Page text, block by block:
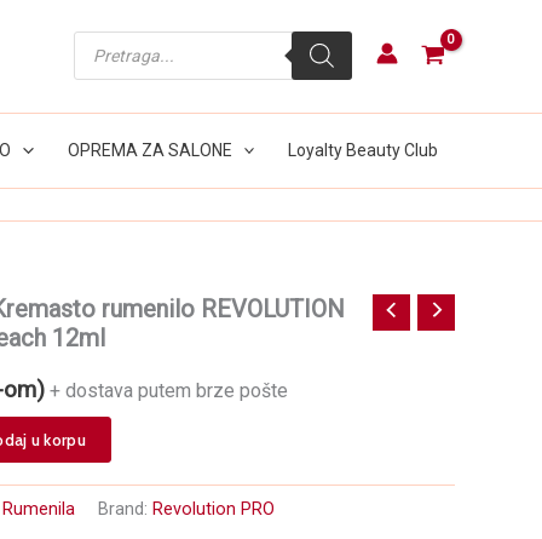
search
OPREMA ZA SALONE Loyalty Beauty Club
rumenilo REVOLUTION
12ml
om) + dostava putem brze pošte
u korpu
Rumenila Brand: Revolution PRO
PRO
Bright
12ml
količina